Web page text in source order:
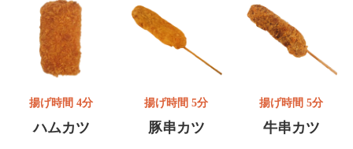
揚げ時間 4分
ハムカツ
揚げ時間 5分
豚串カツ
揚げ時間 5分
牛串カツ